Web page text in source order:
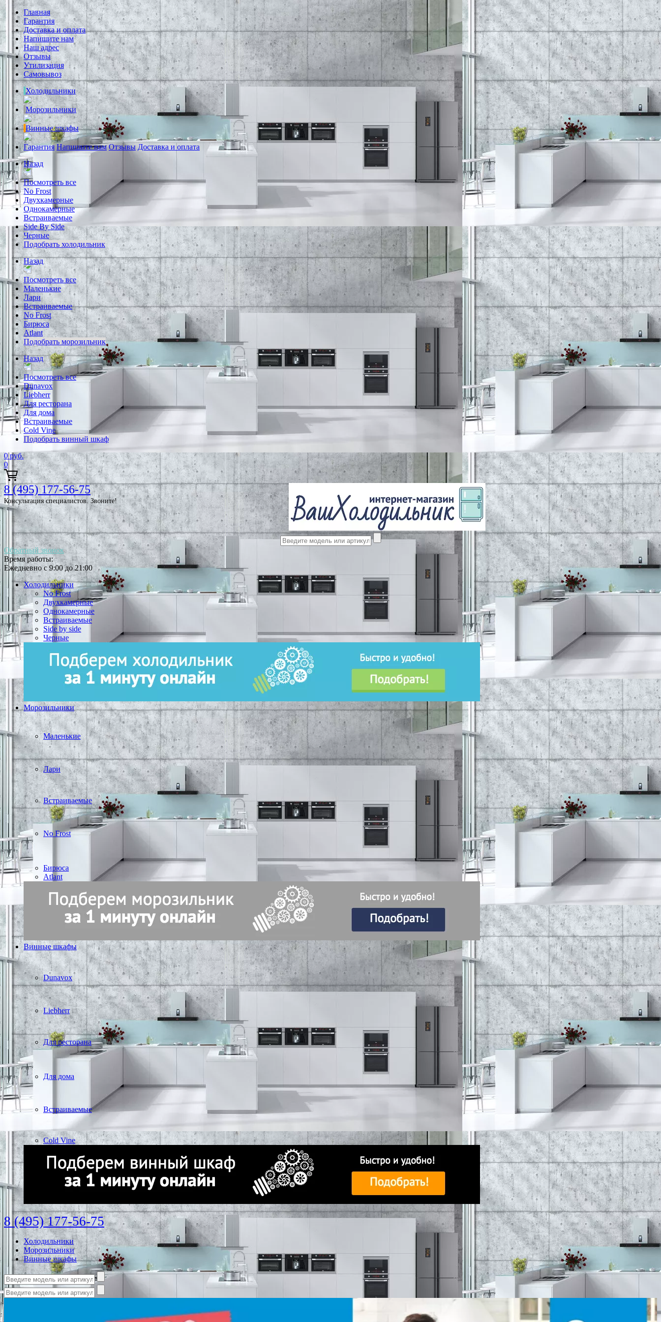
Главная
Гарантия
Доставка и оплата
Напишите нам
Наш адрес
Отзывы
Утилизация
Самовывоз
Холодильники
Морозильники
Винные шкафы
Гарантия Напишите нам Отзывы Доставка и оплата
Назад
Посмотреть все
No Frost
Двухкамерные
Однокамерные
Встраиваемые
Side By Side
Черные
Подобрать холодильник
Назад
Посмотреть все
Маленькие
Лари
Встраиваемые
No Frost
Бирюса
Atlant
Подобрать морозильник
Назад
Посмотреть все
Dunavox
Liebherr
Для ресторана
Для дома
Встраиваемые
Cold Vine
Подобрать винный шкаф
0 руб.
0
8 (495) 177-56-75
Консультация специалистов. Звоните!
Обратный звонок
Время работы:
Ежедневно с 9:00 до 21:00
Холодильники
No Frost
Двухкамерные
Однокамерные
Встраиваемые
Side by side
Черные
Морозильники
Маленькие
Лари
Встраиваемые
No Frost
Бирюса
Atlant
Винные шкафы
Dunavox
Liebherr
Для ресторана
Для дома
Встраиваемые
Cold Vine
8 (495) 177-56-75
Холодильники
Морозильники
Винные шкафы